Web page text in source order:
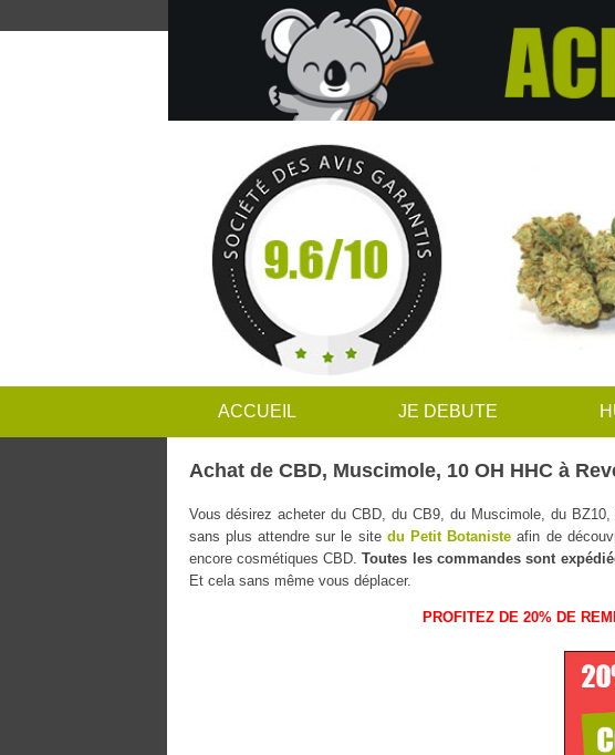
ACCUEIL JE DEBUTE
Achat de CBD, Muscimole, 10 OH HHC à
Vous désirez acheter du CBD, du CB9, du Muscimole, du
sans plus attendre sur le site du Petit Botaniste afin de
encore cosmétiques CBD.Toutes les commandes sont
Et cela sans même vous déplacer.
PROFITEZ DE 20% DE